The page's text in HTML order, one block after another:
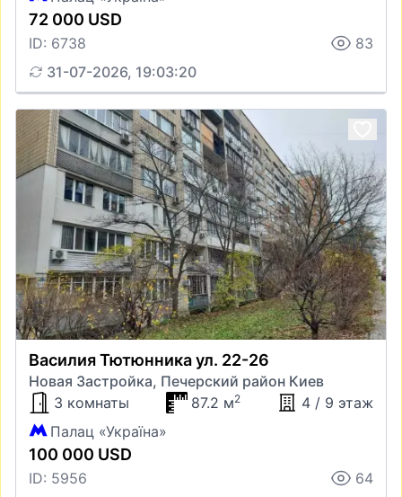
72 000 USD
ID: 6738
83
31-07-2026, 19:03:20
Василия Тютюнника ул. 22-26
Новая Застройка, Печерский район Киев
3 комнаты
87.2 м2
4 / 9 этаж
Палац «Україна»
100 000 USD
ID: 5956
64